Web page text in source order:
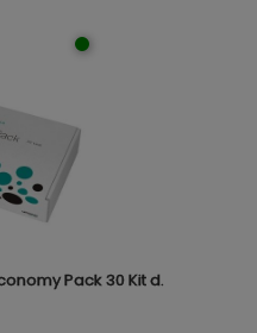
Pack 30 Kit d.